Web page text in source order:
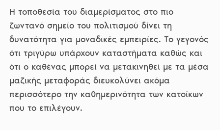
Η τοποθεσία του διαμερίσματος στο πιο
ζωντανό σημείο του πολιτισμού δίνει τη
δυνατότητα για μοναδικές εμπειρίες. Το γεγονός
ότι τριγύρω υπάρχουν καταστήματα καθώς και
ότι ο καθένας μπορεί να μετακινηθεί με τα μέσα
μαζικής μεταφοράς διευκολύνει ακόμα
περισσότερο την καθημερινότητα των κατοίκων
που το επιλέγουν.